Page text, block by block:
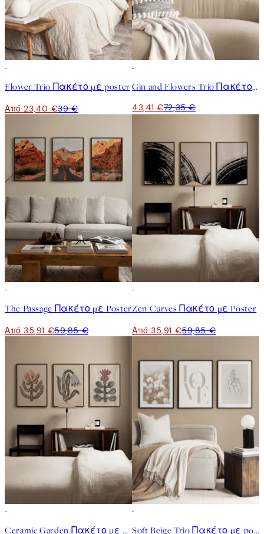
Flower Trio Πακέτο με poster
Από 23,40 €39 €
Gin and Flowers Trio Πακέτο με poster
43,41 €72,35 €
The Passage Πακέτο με Poster
Από 35,91 €59,85 €
Zen Curves Πακέτο με Poster
Από 35,91 €59,85 €
Ceramic Garden Πακέτο με Poster Soft Beige Trio Πακέτο με poster